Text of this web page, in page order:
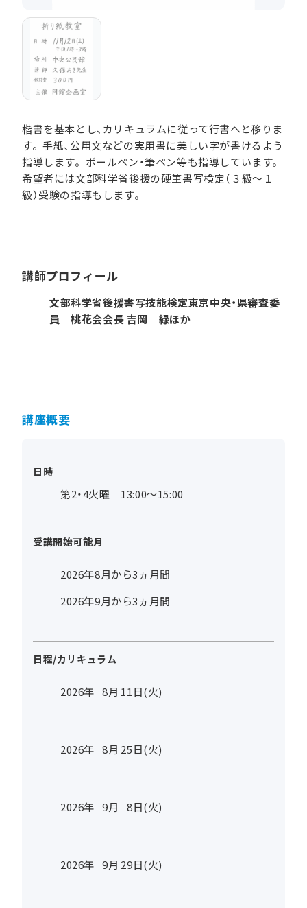
楷書を基本とし、カリキュラムに従って行書へと移りま
す。手紙、公用文などの実用書に美しい字が書けるよう
指導します。ボールペン・筆ペン等も指導しています。
希望者には文部科学省後援の硬筆書写検定（３級～１
級）受験の指導もします。
講師プロフィール
文部科学省後援書写技能検定東京中央・県審査委
員 桃花会会長 吉岡 緑ほか
講座概要
日時
第2・4火曜 13:00～15:00
受講開始可能月
2026年8月から3ヵ月間
2026年9月から3ヵ月間
日程/カリキュラム
2026年 8月 11日(火)
2026年 8月 25日(火)
2026年 9月 8日(火)
2026年 9月 29日(火)